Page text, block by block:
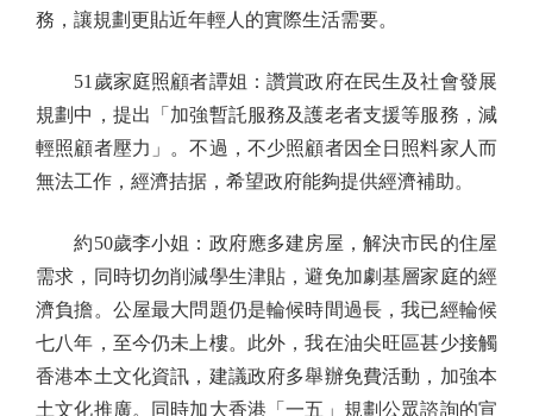
務，讓規劃更貼近年輕人的實際生活需要。
51歲家庭照顧者譚姐：讚賞政府在民生及社會發展
規劃中，提出「加強暫託服務及護老者支援等服務，減
輕照顧者壓力」。不過，不少照顧者因全日照料家人而
無法工作，經濟拮据，希望政府能夠提供經濟補助。
約50歲李小姐：政府應多建房屋，解決市民的住屋
需求，同時切勿削減學生津貼，避免加劇基層家庭的經
濟負擔。公屋最大問題仍是輪候時間過長，我已經輪候
七八年，至今仍未上樓。此外，我在油尖旺區甚少接觸
香港本土文化資訊，建議政府多舉辦免費活動，加強本
土文化推廣。同時加大香港「一五」規劃公眾諮詢的宣